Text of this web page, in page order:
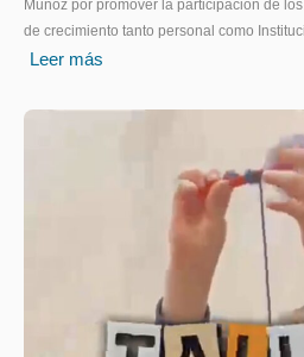
Muñoz por promover la participación de
de crecimiento tanto personal como
Leer más